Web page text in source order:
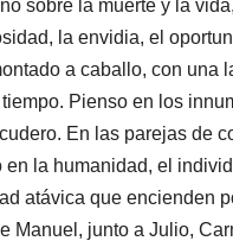
sobre la muerte y la
la envidia, el
a caballo, con una
Pienso en los
En las parejas de
la humanidad, el
atávica que encienden
Manuel, junto a Julio,